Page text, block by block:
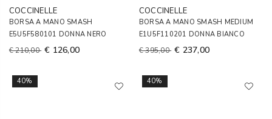
COCCINELLE
BORSA A MANO SMASH
E5U5F580101 DONNA NERO
€ 210,00 € 126,00
COCCINELLE
BORSA A MANO SMASH MEDIUM
E1U5F110201 DONNA BIANCO
€ 395,00 € 237,00
40% 40%